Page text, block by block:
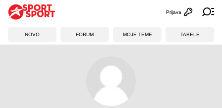
Otvori
Prijava
NOVO FORUM MOJE TEME TABELE